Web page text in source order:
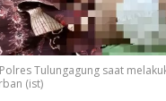
Tulungagung saat
(ist)